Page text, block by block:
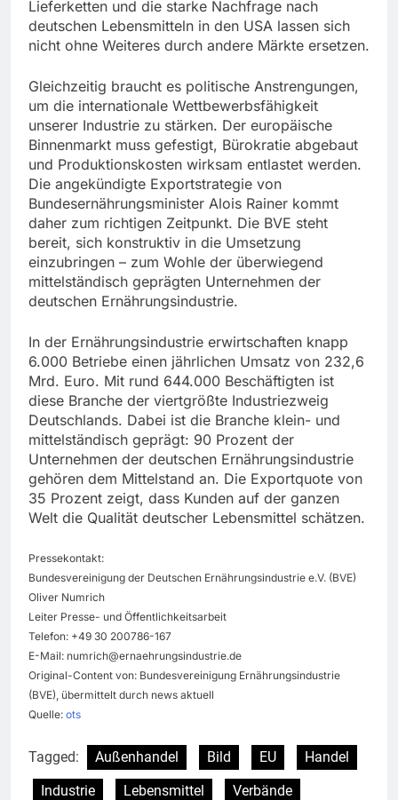
Lieferketten und die starke Nachfrage nach
deutschen Lebensmitteln in den USA lassen sich
nicht ohne Weiteres durch andere Märkte ersetzen.
Gleichzeitig braucht es politische Anstrengungen,
um die internationale Wettbewerbsfähigkeit
unserer Industrie zu stärken. Der europäische
Binnenmarkt muss gefestigt, Bürokratie abgebaut
und Produktionskosten wirksam entlastet werden.
Die angekündigte Exportstrategie von
Bundesernährungsminister Alois Rainer kommt
daher zum richtigen Zeitpunkt. Die BVE steht
bereit, sich konstruktiv in die Umsetzung
einzubringen – zum Wohle der überwiegend
mittelständisch geprägten Unternehmen der
deutschen Ernährungsindustrie.
In der Ernährungsindustrie erwirtschaften knapp
6.000 Betriebe einen jährlichen Umsatz von 232,6
Mrd. Euro. Mit rund 644.000 Beschäftigten ist
diese Branche der viertgrößte Industriezweig
Deutschlands. Dabei ist die Branche klein- und
mittelständisch geprägt: 90 Prozent der
Unternehmen der deutschen Ernährungsindustrie
gehören dem Mittelstand an. Die Exportquote von
35 Prozent zeigt, dass Kunden auf der ganzen
Welt die Qualität deutscher Lebensmittel schätzen.
Pressekontakt:
Bundesvereinigung der Deutschen Ernährungsindustrie e.V. (BVE)
Oliver Numrich
Leiter Presse- und Öffentlichkeitsarbeit
Telefon: +49 30 200786-167
E-Mail: numrich@ernaehrungsindustrie.de
Original-Content von: Bundesvereinigung Ernährungsindustrie
(BVE), übermittelt durch news aktuell
Quelle: ots
Tagged: Außenhandel Bild EU
Handel
Industrie
Lebensmittel Verbände